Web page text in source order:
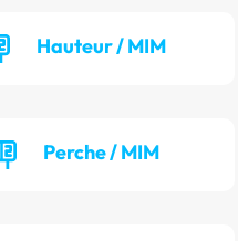
Hauteur / MIM
Perche / MIM